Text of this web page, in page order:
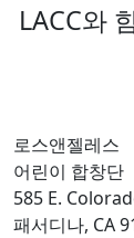
LACC와
로스앤젤레스
어린이 합창단
585 E.
패서디나, CA